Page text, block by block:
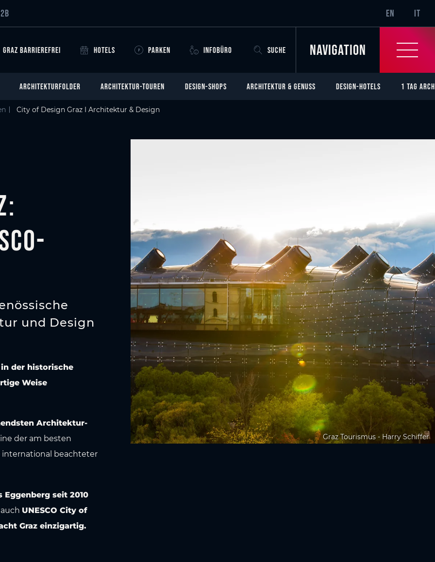
interessant?
SR-
EN IT
GRAZ BARRIEREFREI HOTELS PARKEN INFOBÜRO SUCHE Navigation
ARCHITEKTURFOLDER ARCHITEKTUR-TOUREN DESIGN-SHOPS ARCHITEKTUR & GENUSS DESIGN-HOTELS 1 TAG
City of Design Graz I Architektur & Design
und Design
in der historische
Weise
Architektur-
der am besten
beachteter
Eggenberg seit 2010
auch UNESCO City of
Graz einzigartig.
Graz Tourismus - Harry Schiffer